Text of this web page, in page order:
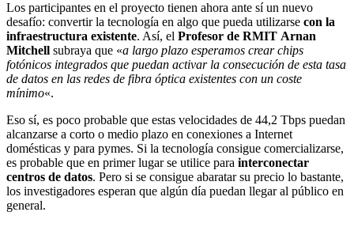
Los participantes en el proyecto tienen ahora ante sí un nuevo
desafío: convertir la tecnología en algo que pueda utilizarse con la
infraestructura existente. Así, el Profesor de RMIT Arnan
Mitchell subraya que «a largo plazo esperamos crear chips
fotónicos integrados que puedan activar la consecución de esta tasa
de datos en las redes de fibra óptica existentes con un coste
mínimo«.
Eso sí, es poco probable que estas velocidades de 44,2 Tbps puedan
alcanzarse a corto o medio plazo en conexiones a Internet
domésticas y para pymes. Si la tecnología consigue comercializarse,
es probable que en primer lugar se utilice para interconectar
centros de datos. Pero si se consigue abaratar su precio lo bastante,
los investigadores esperan que algún día puedan llegar al público en
general.